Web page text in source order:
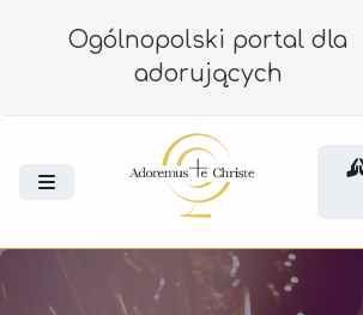
Ogólnopolski portal dla
adorujących